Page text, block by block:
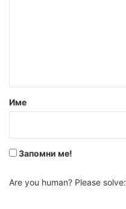
р
Име
Запомни ме!
Are you human? Please solve: